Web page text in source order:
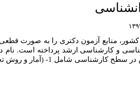
۱۷
منابع آزمون دکتری را به صورت
1- (آمار و روش تحقیق)، 2- (روانشناسی و…